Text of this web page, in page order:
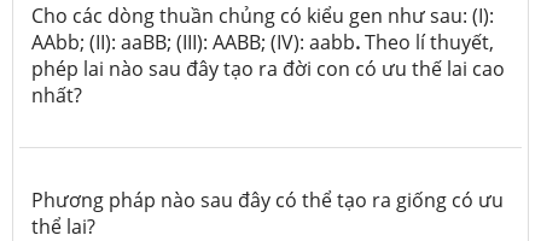
Cho các dòng thuần chủng có kiểu gen như sau: (I):
AAbb; (II): aaBB; (III): AABB; (IV): aabb.Theo lí thuyết,
phép lai nào sau đây tạo ra đời con có ưu thế lai cao
nhất?
Phương pháp nào sau đây có thể tạo ra giống có ưu
thể lai?